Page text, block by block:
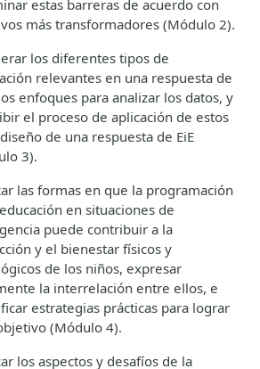
estas barreras de acuerdo con
más transformadores (Módulo 2).
los diferentes tipos de
relevantes en una respuesta de
enfoques para analizar los datos, y
el proceso de aplicación de estos
de una respuesta de EiE
3).
las formas en que la programación
en situaciones de
puede contribuir a la
y el bienestar físicos y
de los niños, expresar
la interrelación entre ellos, e
estrategias prácticas para lograr
(Módulo 4).
los aspectos y desafíos de la